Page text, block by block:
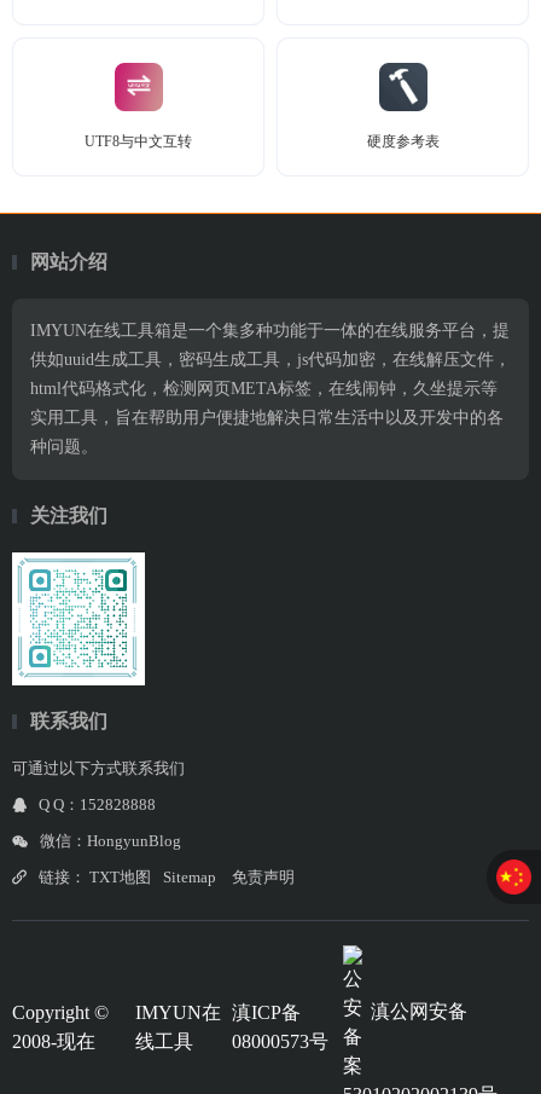
UTF8与中文互转 硬度参考表
网站介绍
IMYUN在线工具箱是一个集多种功能于一体的在线服务平台，提
供如uuid生成工具，密码生成工具，js代码加密，在线解压文件，
html代码格式化，检测网页META标签，在线闹钟，久坐提示等
实用工具，旨在帮助用户便捷地解决日常生活中以及开发中的各
种问题。
关注我们
联系我们
可通过以下方式联系我们
Q Q：152828888
微信：HongyunBlog
链接： TXT地图 Sitemap 免责声明
Copyright ©
2008-现在
IMYUN在
线工具
滇ICP备
08000573号
滇公网安备